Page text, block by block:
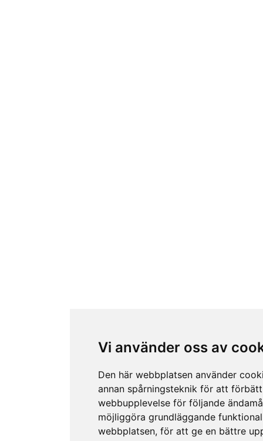
Vi använder oss av
Den här webbplatsen använder
annan spårningsteknik för att
webbupplevelse för följande
möjliggöra grundläggande
webbplatsen, för att ge en bättre